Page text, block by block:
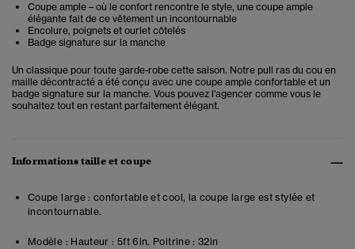
Coupe ample – où le confort rencontre le style, une coupe ample
élégante fait de ce vêtement un incontournable
Encolure, poignets et ourlet côtelés
Badge signature sur la manche
Un classique pour toute garde-robe cette saison. Notre pull ras du cou en
maille décontracté a été conçu avec une coupe ample confortable et un
badge signature sur la manche. Vous pouvez l'agencer comme vous le
souhaitez tout en restant parfaitement élégant.
Informations taille et coupe
Coupe large : confortable et cool, la coupe large est stylée et
incontournable.
Modèle : Hauteur : 5ft 6in. Poitrine : 32in